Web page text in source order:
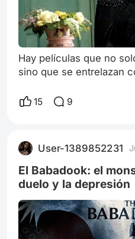
Hay películas que no
sino que se entrelazan
mí, esa película es
domingos de niñez que
vez que la evoco, me
temprano, con el
pija
15 9
User-1389852231
El Babadook: el
duelo y la depresión